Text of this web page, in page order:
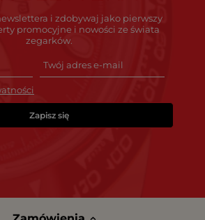
i zdobywaj jako pierwszy
promocyjne i nowości ze świata
zegarków.
Zapisz się